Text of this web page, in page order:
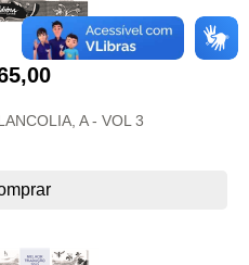
A - VOL 3